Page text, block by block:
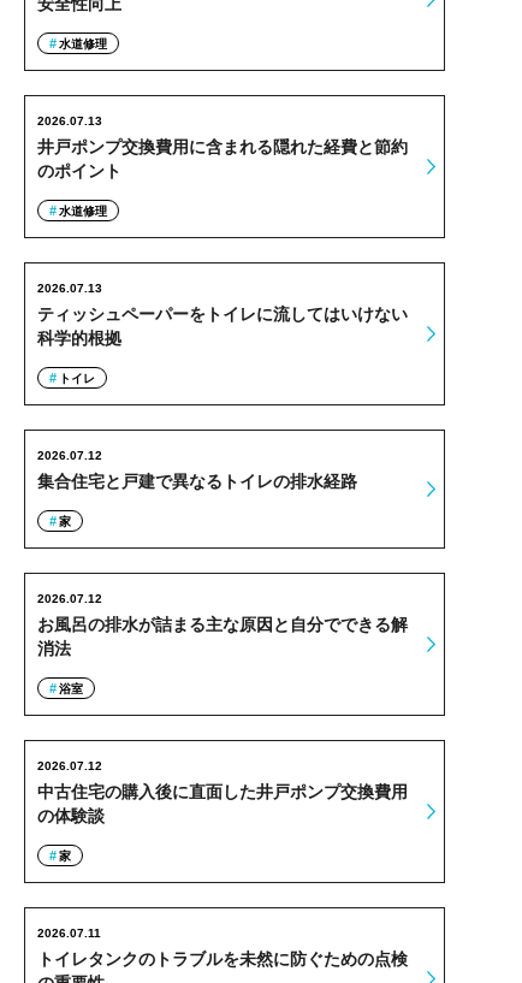
安全性向上
水道修理
井戸ポンプ交換費用に含まれる隠れた経費と節約
のポイント
2026.07.13
水道修理
ティッシュペーパーをトイレに流してはいけない
科学的根拠
2026.07.13
トイレ
集合住宅と戸建で異なるトイレの排水経路
2026.07.12
家
お風呂の排水が詰まる主な原因と自分でできる解
消法
2026.07.12
浴室
中古住宅の購入後に直面した井戸ポンプ交換費用
の体験談
2026.07.12
家
トイレタンクのトラブルを未然に防ぐための点検
2026.07.11